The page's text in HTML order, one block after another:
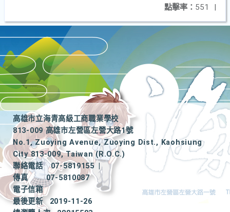
點擊率： 551 |
高雄市立海青高級工商職業學校
813-009 高雄市左營區左營大路1號
No.1, Zuoying Avenue, Zuoying Dist., Kaohsiung
City 813-009, Taiwan (R.O.C.)
聯絡電話
07-5819155
|
傳真
07-5810087
電子信箱
最後更新
2019-11-26